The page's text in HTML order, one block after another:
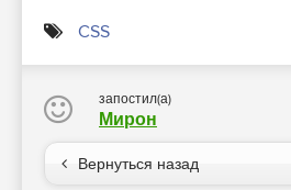
CSS
запостил(а)
Мирон
Вернуться назад